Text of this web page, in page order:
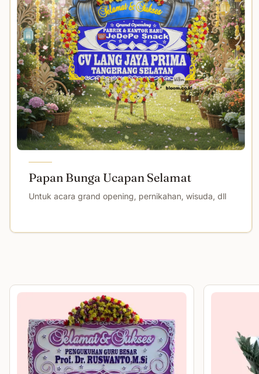
Papan Bunga Ucapan Selamat
Untuk acara grand opening, pernikahan, wisuda, dll